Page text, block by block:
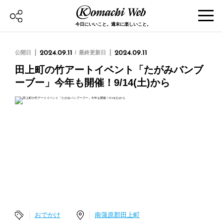
今日にいいこと。週末に楽しいこと。
公開日 2024.09.11 最終更新日 2024.09.11
田上町の竹アートイベント「たがみバンブ
ーブー」今年も開催！9/14(土)から
おでかけ
南蒲原郡田上町